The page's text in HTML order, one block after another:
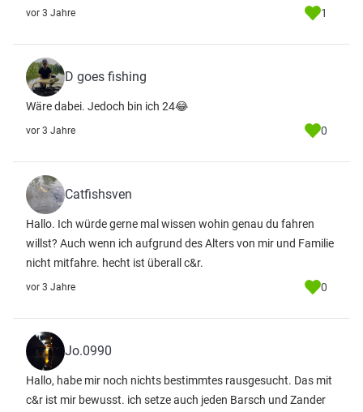
vor 3 Jahre 1
D goes fishing
Wäre dabei. Jedoch bin ich 24😂
vor 3 Jahre 0
Catfishsven
Hallo. Ich würde gerne mal wissen wohin genau du fahren
willst? Auch wenn ich aufgrund des Alters von mir und Familie
nicht mitfahre. hecht ist überall c&r.
vor 3 Jahre 0
Jo.0990
Hallo, habe mir noch nichts bestimmtes rausgesucht. Das mit
c&r ist mir bewusst. ich setze auch jeden Barsch und Zander